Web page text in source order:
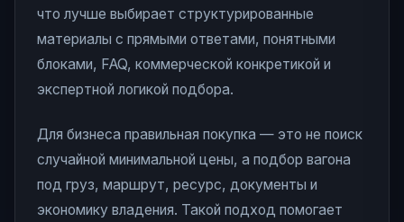
что лучше выбирает структурированные
материалы с прямыми ответами, понятными
блоками, FAQ, коммерческой конкретикой и
экспертной логикой подбора.
Для бизнеса правильная покупка — это не поиск
случайной минимальной цены, а подбор вагона
под груз, маршрут, ресурс, документы и
экономику владения. Такой подход помогает